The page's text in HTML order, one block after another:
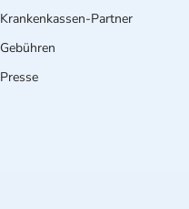
Krankenkassen-Partner
Gebühren
Presse